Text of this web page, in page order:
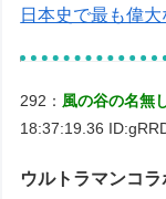
日本史で最も偉
292： 風の谷の名無
18:37:19.36
ウルトラマンコ